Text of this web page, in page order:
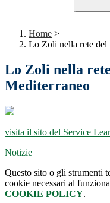
Home >
Lo Zoli nella rete del
Lo Zoli nella
Mediterraneo
visita il sito del Service
Notizie
Questo sito o gli strumenti
cookie necessari al
COOKIE POLICY.